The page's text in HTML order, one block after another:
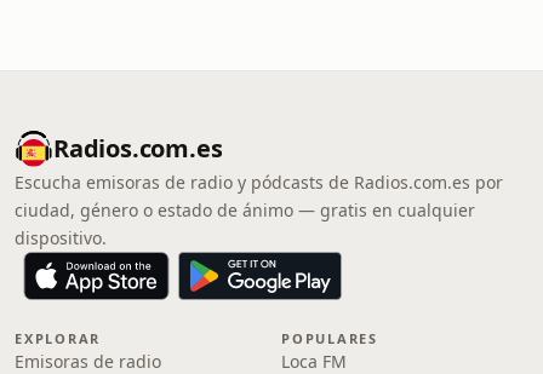
Radios.com.es
Escucha emisoras de radio y pódcasts de Radios.com.es por
ciudad, género o estado de ánimo — gratis en cualquier
dispositivo.
EXPLORAR
Emisoras de radio
POPULARES
Loca FM